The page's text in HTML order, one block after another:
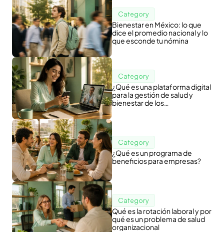
Category
Bienestar en México: lo que
dice el promedio nacional y lo
que esconde tu nómina
Category
¿Qué es una plataforma digital
para la gestión de salud y
bienestar de los
Category
¿Qué es un programa de
beneficios para empresas?
Category
Qué es la rotación laboral y por
qué es un problema de salud
organizacional